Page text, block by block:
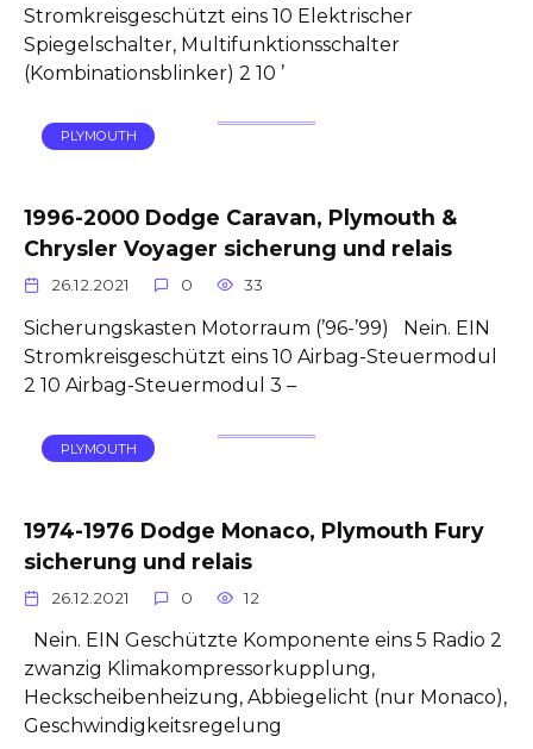
Stromkreisgeschützt eins 10 Elektrischer
Spiegelschalter, Multifunktionsschalter
(Kombinationsblinker) 2 10 ’
PLYMOUTH
1996-2000 Dodge Caravan, Plymouth &
Chrysler Voyager sicherung und relais
26.12.2021 0 33
Sicherungskasten Motorraum (’96-’99) Nein. EIN
Stromkreisgeschützt eins 10 Airbag-Steuermodul
2 10 Airbag-Steuermodul 3 –
PLYMOUTH
1974-1976 Dodge Monaco, Plymouth Fury
sicherung und relais
26.12.2021 0 12
Nein. EIN Geschützte Komponente eins 5 Radio 2
zwanzig Klimakompressorkupplung,
Heckscheibenheizung, Abbiegelicht (nur Monaco),
Geschwindigkeitsregelung